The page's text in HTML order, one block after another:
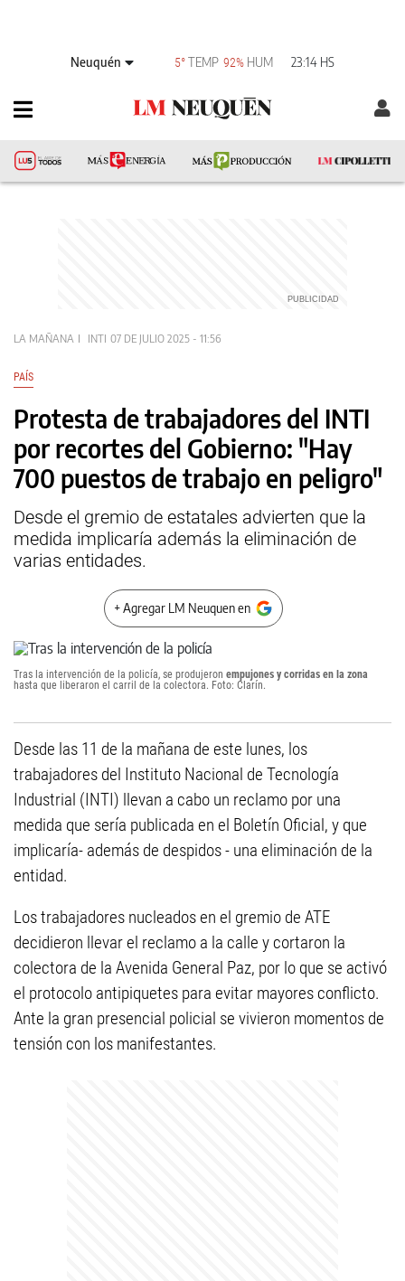
Neuquén 5°TEMP 92% HUM 23:14 HS
LA MAÑANA INTI 07 DE JULIO 2025 - 11:56
PAÍS
Protesta de trabajadores del INTI
por recortes del Gobierno: "Hay
700 puestos de trabajo en peligro"
Desde el gremio de estatales advierten que la
medida implicaría además la eliminación de
varias entidades.
+ Agregar LM Neuquen en
Tras la intervención de la policía, se produjeron empujones y corridas en la zona
hasta que liberaron el carril de la colectora. Foto: Clarín.
Desde las 11 de la mañana de este lunes, los
trabajadores del Instituto Nacional de Tecnología
Industrial (INTI) llevan a cabo un reclamo por una
medida que sería publicada en el Boletín Oficial, y que
implicaría- además de despidos - una eliminación de la
entidad.
Los trabajadores nucleados en el gremio de ATE
decidieron llevar el reclamo a la calle y cortaron la
colectora de la Avenida General Paz, por lo que se activó
el protocolo antipiquetes para evitar mayores conflicto.
Ante la gran presencial policial se vivieron momentos de
tensión con los manifestantes.